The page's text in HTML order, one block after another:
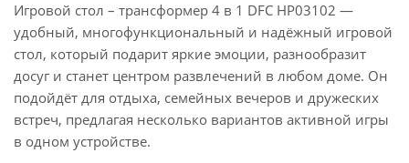
Игровой стол – трансформер 4 в 1 DFC HP03102 —
удобный, многофункциональный и надёжный игровой
стол, который подарит яркие эмоции, разнообразит
досуг и станет центром развлечений в любом доме. Он
подойдёт для отдыха, семейных вечеров и дружеских
встреч, предлагая несколько вариантов активной игры
в одном устройстве.